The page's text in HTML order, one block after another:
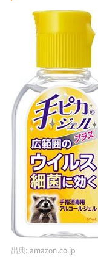
出典: amazon.co.jp